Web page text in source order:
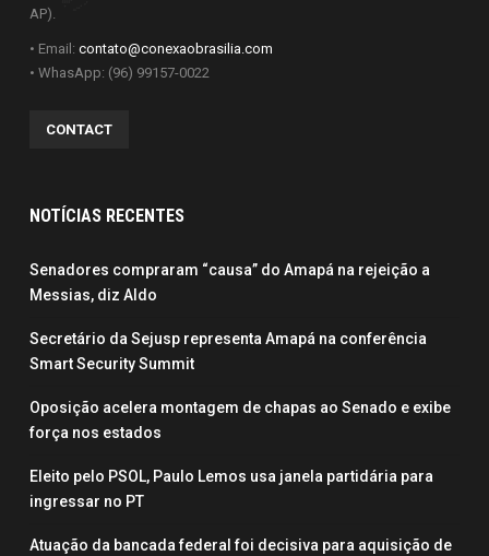
AP).
• Email: contato@conexaobrasilia.com
• WhasApp: (96) 99157-0022
CONTACT
NOTÍCIAS RECENTES
Senadores compraram “causa” do Amapá na rejeição a
Messias, diz Aldo
Secretário da Sejusp representa Amapá na conferência
Smart Security Summit
Oposição acelera montagem de chapas ao Senado e exibe
força nos estados
Eleito pelo PSOL, Paulo Lemos usa janela partidária para
ingressar no PT
Atuação da bancada federal foi decisiva para aquisição de